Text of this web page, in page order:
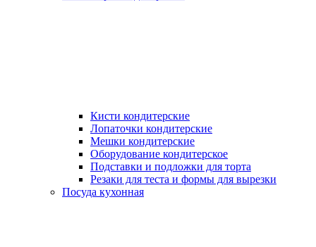
Кисти кондитерские
Лопаточки кондитерские
Мешки кондитерские
Оборудование кондитерское
Подставки и подложки для торта
Резаки для теста и формы для вырезки
Посуда кухонная